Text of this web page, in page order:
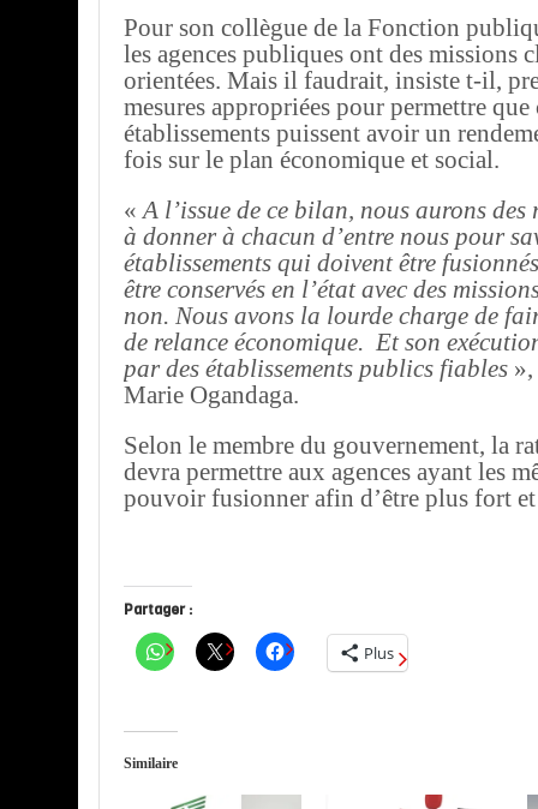
Pour son collègue de la Fonction
les agences publiques ont des missions
orientées. Mais il faudrait, insiste t-il,
mesures appropriées pour permettre que
établissements puissent avoir un
fois sur le plan économique et social.
«A l’issue de ce bilan, nous aurons des
à donner à chacun d’entre nous pour
établissements qui doivent être
être conservés en l’état avec des
non. Nous avons la lourde charge de
de relance économique. Et son
par des établissements publics fiables
Marie Ogandaga.
Selon le membre du gouvernement, la
devra permettre aux agences ayant les
pouvoir fusionner afin d’être plus fort
Partager :
Plus
Similaire